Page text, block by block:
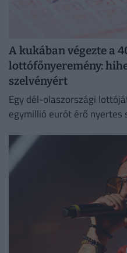
A kukában végezte a
lottófőnyeremény:
szelvényért
Egy dél-olaszországi
egymillió eurót érő nyertes
hulladékhegyben.